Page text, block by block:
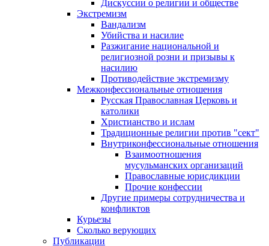
Дискуссии о религии и обществе
Экстремизм
Вандализм
Убийства и насилие
Разжигание национальной и
религиозной розни и призывы к
насилию
Противодействие экстремизму
Межконфессиональные отношения
Русская Православная Церковь и
католики
Христианство и ислам
Традиционные религии против "сект"
Внутриконфессиональные отношения
Взаимоотношения
мусульманских организаций
Православные юрисдикции
Прочие конфессии
Другие примеры сотрудничества и
конфликтов
Курьезы
Сколько верующих
Публикации